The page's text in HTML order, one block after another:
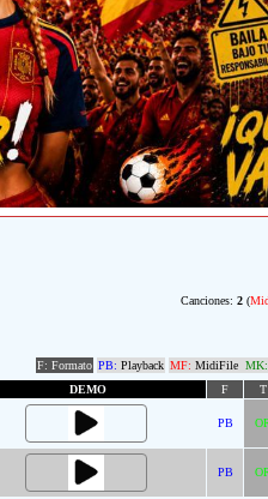
Canciones: 2(
F: Formato PB: Playback MF: MidiFile MK:
DEMO F T
PB
PB